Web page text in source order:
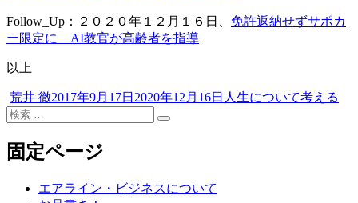
Follow_Up：２０２０年１２月１６日、 免許返納せずサポカ
ー限定に AI教官が高齢者を指導
以上
投
稿
荒井 徹投
2017年9月17日 2020年12月16日 カ
人生について考える
検
対
象:
検
固定ページ
エアライン・ビジネスについて